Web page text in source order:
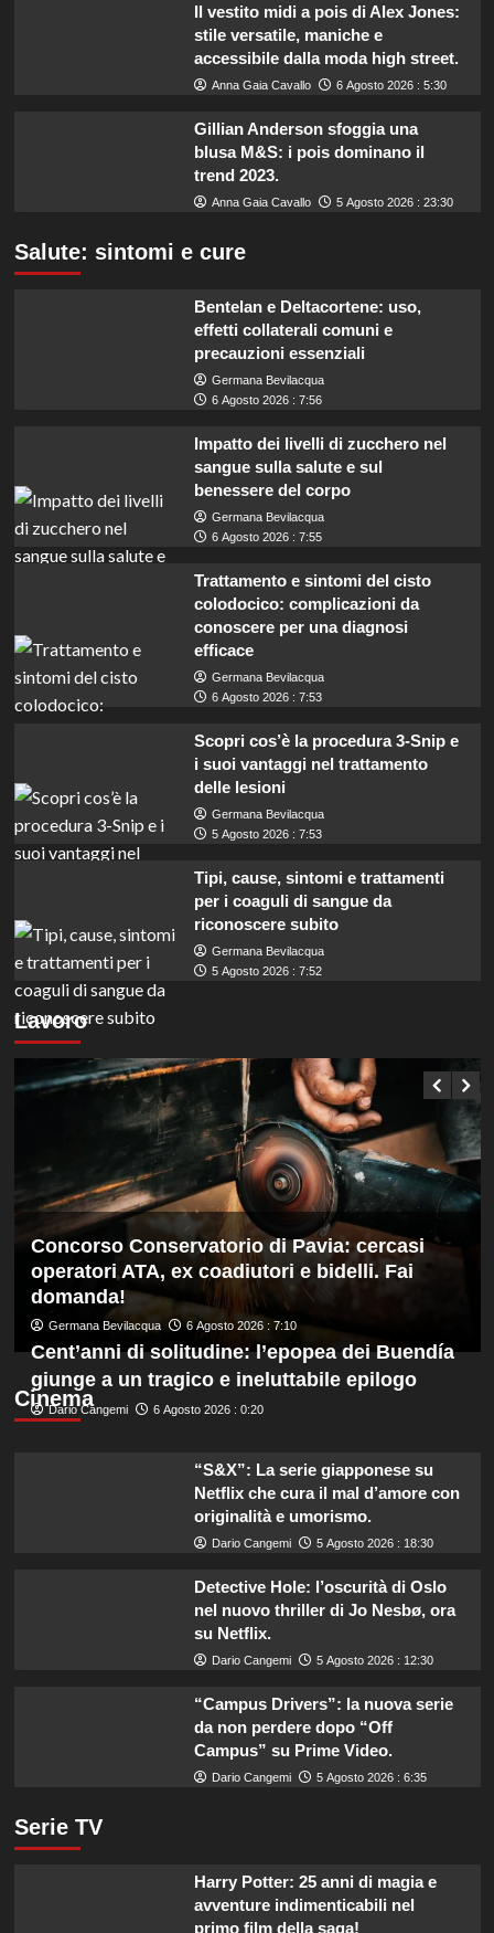
Il vestito midi a pois di Alex Jones:
stile versatile, maniche e
accessibile dalla moda high street.
Anna Gaia Cavallo 6 Agosto 2026 : 5:30
Gillian Anderson sfoggia una
blusa M&S: i pois dominano il
trend 2023.
Anna Gaia Cavallo 5 Agosto 2026 : 23:30
Salute: sintomi e cure
Bentelan e Deltacortene: uso,
effetti collaterali comuni e
precauzioni essenziali
Germana Bevilacqua
6 Agosto 2026 : 7:56
Impatto dei livelli di zucchero nel
sangue sulla salute e sul
benessere del corpo
Germana Bevilacqua
6 Agosto 2026 : 7:55
Trattamento e sintomi del cisto
colodocico: complicazioni da
conoscere per una diagnosi
efficace
Germana Bevilacqua
6 Agosto 2026 : 7:53
Scopri cos’è la procedura 3-Snip e
i suoi vantaggi nel trattamento
delle lesioni
Germana Bevilacqua
5 Agosto 2026 : 7:53
Tipi, cause, sintomi e trattamenti
per i coaguli di sangue da
riconoscere subito
Germana Bevilacqua
5 Agosto 2026 : 7:52
Lavoro
Concorso Conservatorio di Pavia: cercasi
operatori ATA, ex coadiutori e bidelli. Fai
domanda!
Germana Bevilacqua 6 Agosto 2026 : 7:10
Cinema
Cent’anni di solitudine: l’epopea dei Buendía
giunge a un tragico e ineluttabile epilogo
Dario Cangemi 6 Agosto 2026 : 0:20
“S&X”: La serie giapponese su
Netflix che cura il mal d’amore con
originalità e umorismo.
Dario Cangemi 5 Agosto 2026 : 18:30
Detective Hole: l’oscurità di Oslo
nel nuovo thriller di Jo Nesbø, ora
su Netflix.
Dario Cangemi 5 Agosto 2026 : 12:30
“Campus Drivers”: la nuova serie
da non perdere dopo “Off
Campus” su Prime Video.
Dario Cangemi 5 Agosto 2026 : 6:35
Serie TV
Harry Potter: 25 anni di magia e
avventure indimenticabili nel
primo film della saga!